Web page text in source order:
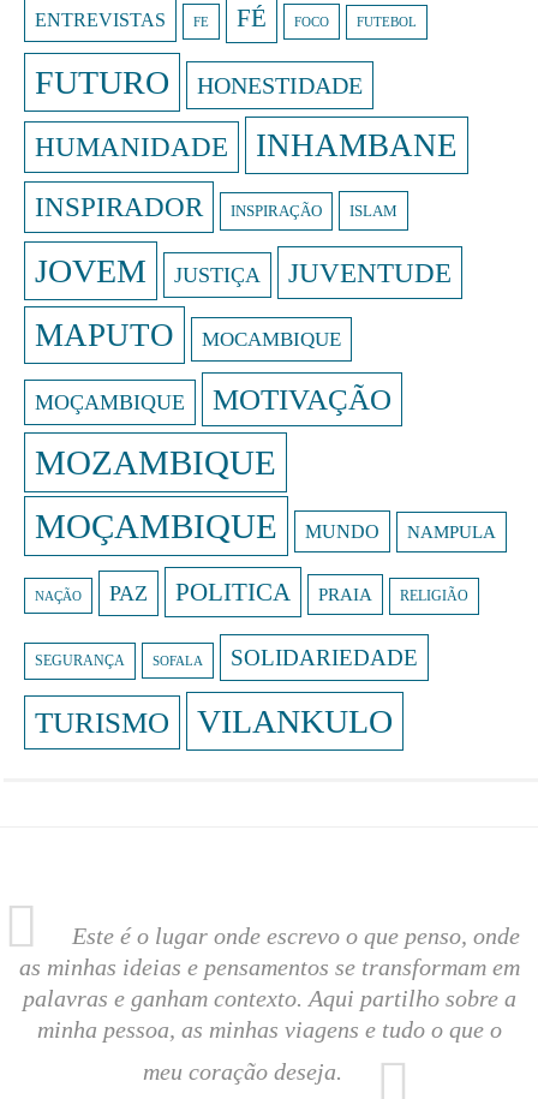
ENTREVISTAS FE FÉ FOCO FUTEBOL
FUTURO HONESTIDADE
HUMANIDADE INHAMBANE
INSPIRADOR INSPIRAÇÃO ISLAM
JOVEM JUSTIÇA JUVENTUDE
MAPUTO MOCAMBIQUE
MOÇAMBIQUE MOTIVAÇÃO
MOZAMBIQUE
MOÇAMBIQUE
MUNDO NAMPULA
NAÇÃO PAZ POLITICA PRAIA RELIGIÃO
SEGURANÇA SOFALA SOLIDARIEDADE
TURISMO VILANKULO
Este é o lugar onde escrevo o que penso, onde
as minhas ideias e pensamentos se transformam em
palavras e ganham contexto. Aqui partilho sobre a
minha pessoa, as minhas viagens e tudo o que o
meu coração deseja.